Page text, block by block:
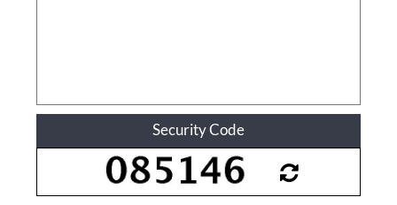
Security Code